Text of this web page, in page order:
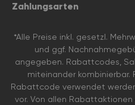
Zahlungsarten
*Alle Preise inkl. gesetzl.
und ggf.
angegeben. Rabattcodes,
miteinander kombinierbar.
Rabattcode verwendet
vor. Von allen